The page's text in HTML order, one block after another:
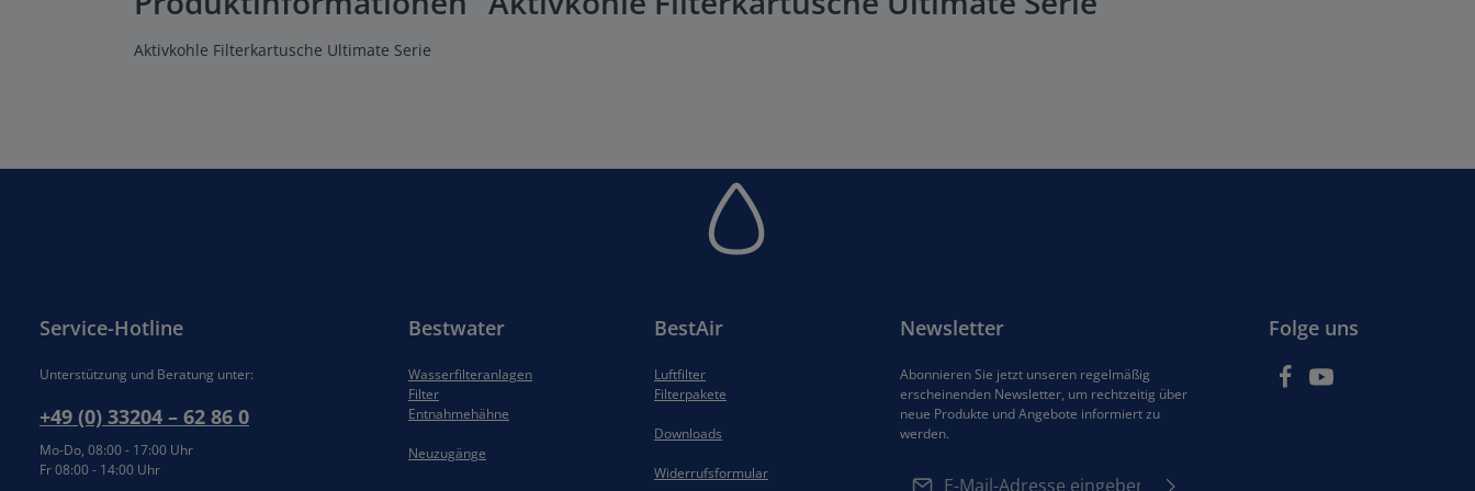
Aktivkohle Filterkartusche Ultimate Serie
Service-Hotline
Unterstützung und Beratung unter:
+49 (0) 33204 – 62 86 0
Mo-Do, 08:00 - 17:00 Uhr
Fr 08:00 - 14:00 Uhr
Bestwater
Wasserfilteranlagen
Filter
Entnahmehähne
Neuzugänge
BestAir
Luftfilter
Filterpakete
Downloads
Widerrufsformular
Newsletter
Abonnieren Sie jetzt unseren regelmäßig
erscheinenden Newsletter, um rechtzeitig über
neue Produkte und Angebote informiert zu
werden.
Folge uns